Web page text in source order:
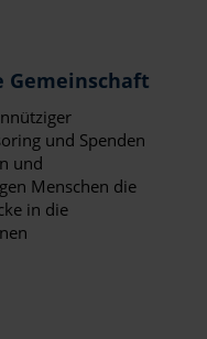
Gemeinschaft
und Spenden
und
Menschen die
in die